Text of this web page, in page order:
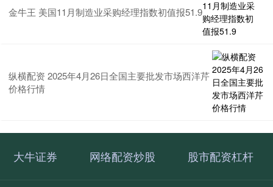
金牛王 美国11月制造业采购经理指数初值报51.9
纵横配资 2025年4月26日全国主要批发市场西洋芹
价格行情
大牛证券 网络配资炒股 股市配资杠杆